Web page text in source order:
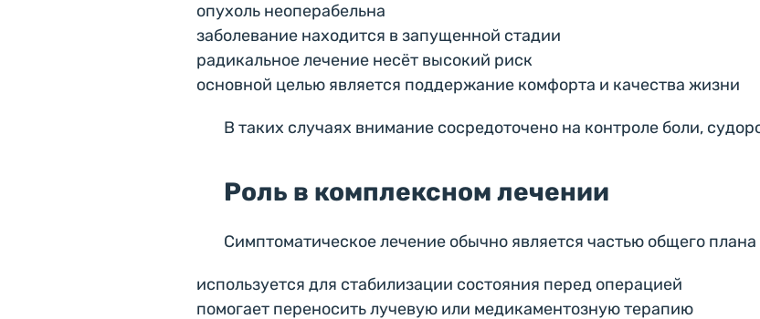
опухоль неоперабельна
заболевание находится в запущенной стадии
радикальное лечение несёт высокий риск
основной целью является поддержание комфорта и качества жизни
В таких случаях внимание сосредоточено на контроле боли,
Роль в комплексном лечении
Симптоматическое лечение обычно является частью общего
используется для стабилизации состояния перед операцией
помогает переносить лучевую или медикаментозную терапию